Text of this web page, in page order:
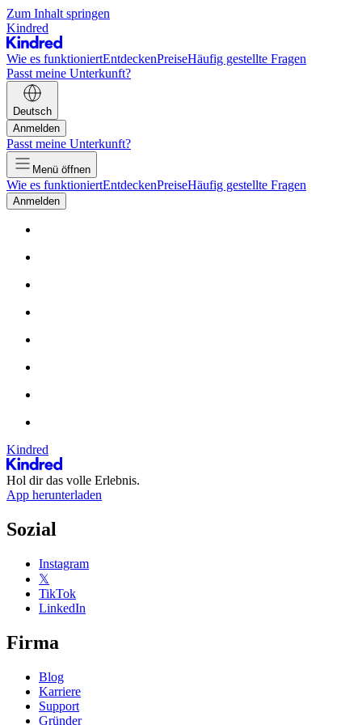
Zum Inhalt springen
Kindred
Wie es funktioniertEntdeckenPreiseHäufig gestellte Fragen
Passt meine Unterkunft?
Deutsch
Anmelden
Passt meine Unterkunft?
Menü öffnen
Wie es funktioniertEntdeckenPreiseHäufig gestellte Fragen
Anmelden
Kindred
Hol dir das volle Erlebnis.
App herunterladen
Sozial
Instagram
𝕏
TikTok
LinkedIn
Firma
Blog
Karriere
Support
Gründer